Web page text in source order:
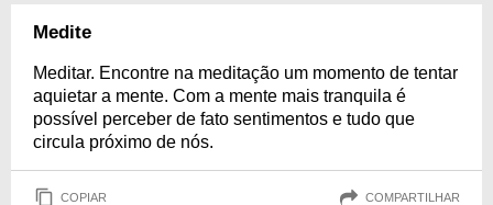
Medite
Meditar. Encontre na meditação um momento de tentar
aquietar a mente. Com a mente mais tranquila é
possível perceber de fato sentimentos e tudo que
circula próximo de nós.
COPIAR COMPARTILHAR